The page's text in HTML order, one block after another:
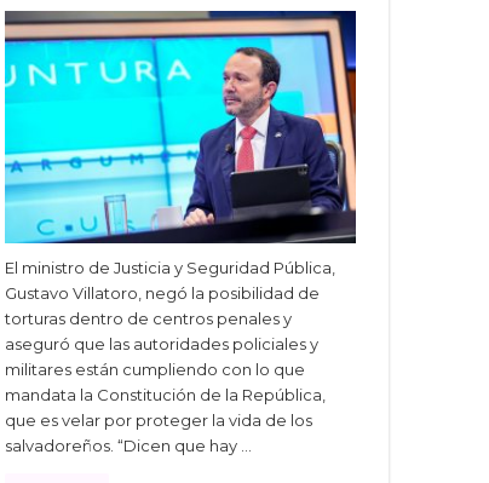
El ministro de Justicia y Seguridad Pública,
Gustavo Villatoro, negó la posibilidad de
torturas dentro de centros penales y
aseguró que las autoridades policiales y
militares están cumpliendo con lo que
mandata la Constitución de la República,
que es velar por proteger la vida de los
salvadoreños. “Dicen que hay …